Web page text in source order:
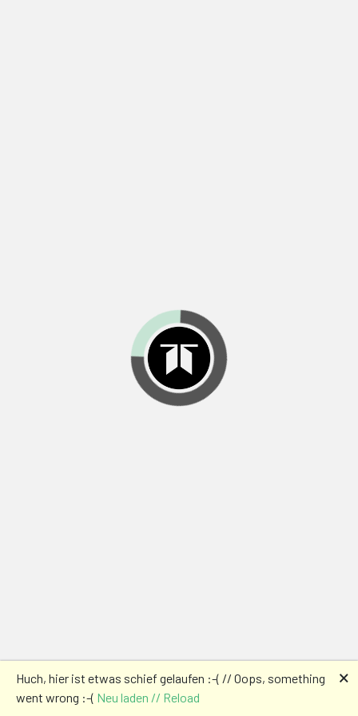
Huch, hier ist etwas schief gelaufen :-( // Oops, something
went wrong :-( Neu laden // Reload
🗙